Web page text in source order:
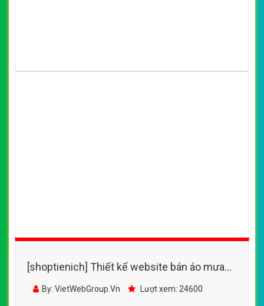
[shoptienich] Thiết kế website bán áo mưa
Quà Tặng Đức Huy đẹp SEO tốt
By: VietWebGroup.Vn Lượt xem: 24600